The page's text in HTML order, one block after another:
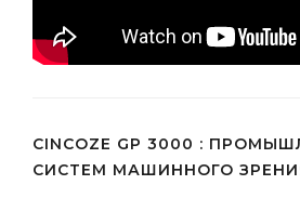
CINCOZE GP 3000 :
СИСТЕМ МАШИННОГО